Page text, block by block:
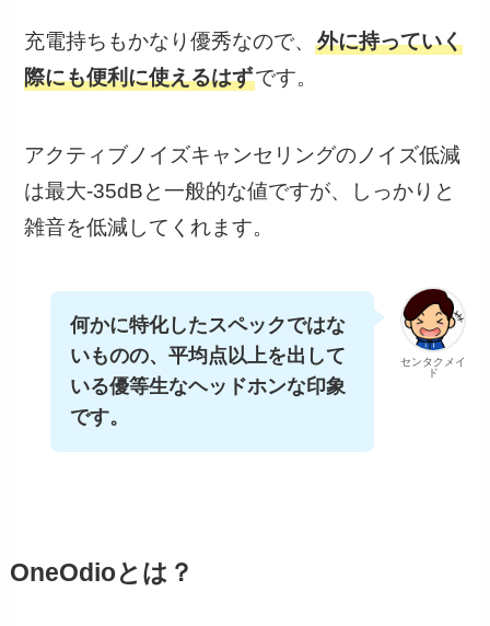
充電持ちもかなり優秀なので、外に持っていく
際にも便利に使えるはずです。
アクティブノイズキャンセリングのノイズ低減
は最大-35dBと一般的な値ですが、しっかりと
雑音を低減してくれます。
センタクメイ
ド
何かに特化したスペックではな
いものの、平均点以上を出して
いる優等生なヘッドホンな印象
です。
OneOdioとは？